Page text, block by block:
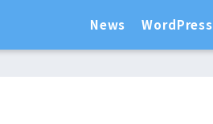
News WordPress